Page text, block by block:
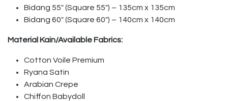
Bidang 55″ (Square 55″) – 135cm x 135cm
Bidang 60″ (Square 60″) – 140cm x 140cm
Material Kain/Available Fabrics:
Cotton Voile Premium
Ryana Satin
Arabian Crepe
Chiffon Babydoll